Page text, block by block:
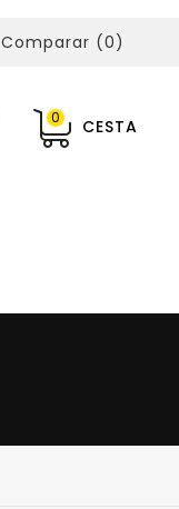
Comparar (0)
CESTA
0